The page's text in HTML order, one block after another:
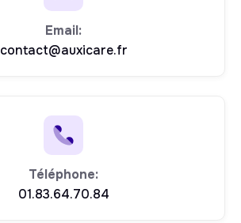
Email:
contact@auxicare.fr
Téléphone:
01.83.64.70.84